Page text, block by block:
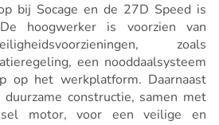
bij Socage en de 27D Speed is
hoogwerker is voorzien van
zoals
een nooddaalsysteem
op het werkplatform. Daarnaast
constructie, samen met
motor, voor een veilige en